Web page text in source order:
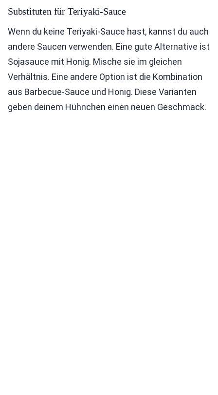
Substituten für Teriyaki-Sauce
Wenn du keine Teriyaki-Sauce hast, kannst du auch
andere Saucen verwenden. Eine gute Alternative ist
Sojasauce mit Honig. Mische sie im gleichen
Verhältnis. Eine andere Option ist die Kombination
aus Barbecue-Sauce und Honig. Diese Varianten
geben deinem Hühnchen einen neuen Geschmack.